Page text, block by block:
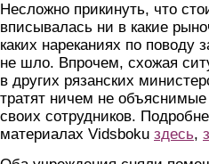
Несложно прикинуть, что
вписывалась ни в какие
каких нареканиях по поводу
не шло. Впрочем, схожая
в других рязанских
тратят ничем не
своих сотрудников.
материалах Vidsboku здесь,